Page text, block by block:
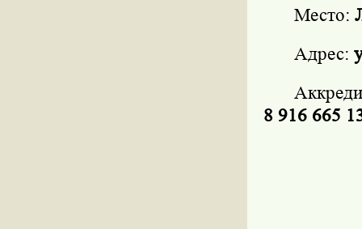
Место:
Адрес:
8 916 665